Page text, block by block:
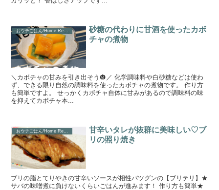
砂糖の代わりに甘酒を使ったカボ
チャの煮物
＼カボチャの甘みを引き出そう🎃／ 化学調味料や白砂糖などは使わ
ず、できる限り自然の調味料を使ったカボチャの煮物です。 作り方
も簡単ですよ。 せっかくカボチャ自体に甘みがあるので調味料の味
を抑えてカボチャ本...
おウチごはん/Home Recipe
甘辛いタレが抜群に美味しい♡ブ
リの照り焼き
ブリの脂とてりやきの甘辛いソースが相性バツグンの【ブリテリ】★
サバの味噌煮に負けないくらいごはんが進みます！ 作り方も簡単★